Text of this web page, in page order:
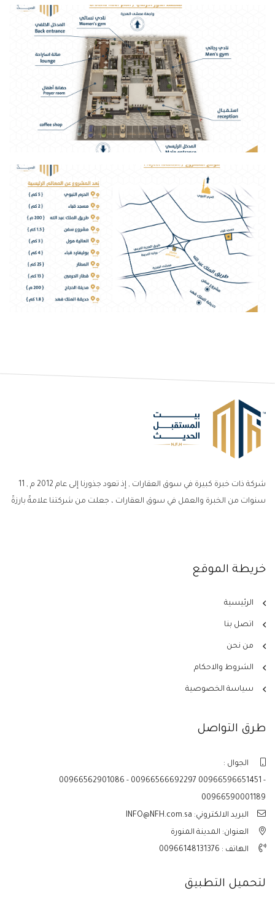
شركة ذات خبرة كبيرة في سوق العقارات , إذ تعود جذورنا إلى عام 2012 م , 11
سنوات من الخبرة والعمل في سوق العقارات ، جعلت من شركتنا علامةً بارزةً
خريطة الموقع
الرئيسية
اتصل بنا
من نحن
الشروط والاحكام
سياسة الخصوصية
طرق التواصل
الجوال :
00966562901086 - 00966566692297 00966596651451 -
00966590001189
البريد الالكتروني: INFO@NFH.com.sa
العنوان: المدينة المنورة
الهاتف : 00966148131376
لتحميل التطبيق